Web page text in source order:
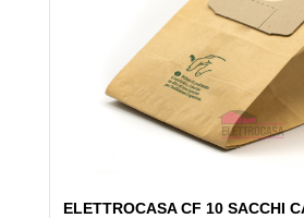
ELETTROCASA CF 10 SACCHI